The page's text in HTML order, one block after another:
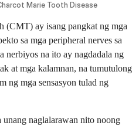
Marie Tooth Disease
(CMT) ay isang pangkat ng mga
sa mga peripheral nerves sa
nerbiyos na ito ay nagdadala ng
at mga kalamnan, na tumutulong
ng mga sensasyon tulad ng
unang naglalarawan nito noong